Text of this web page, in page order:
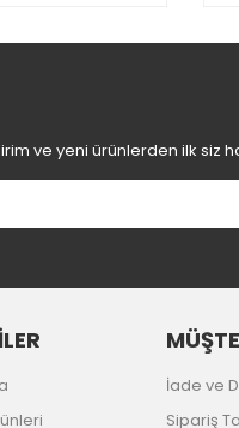
ve yeni ürünlerden ilk siz
İade ve
Sipariş